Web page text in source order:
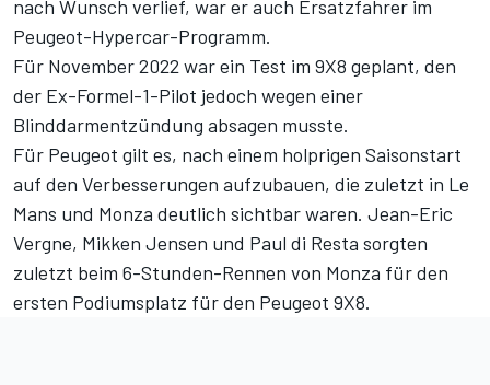
nach Wunsch verlief, war er auch Ersatzfahrer im
Peugeot-Hypercar-Programm.
Für November 2022 war ein Test im 9X8 geplant, den
der Ex-Formel-1-Pilot jedoch wegen einer
Blinddarmentzündung absagen musste.
Für Peugeot gilt es, nach einem holprigen Saisonstart
auf den Verbesserungen aufzubauen, die zuletzt in Le
Mans und Monza deutlich sichtbar waren. Jean-Eric
Vergne, Mikken Jensen und Paul di Resta sorgten
zuletzt beim 6-Stunden-Rennen von Monza für den
ersten Podiumsplatz für den Peugeot 9X8.